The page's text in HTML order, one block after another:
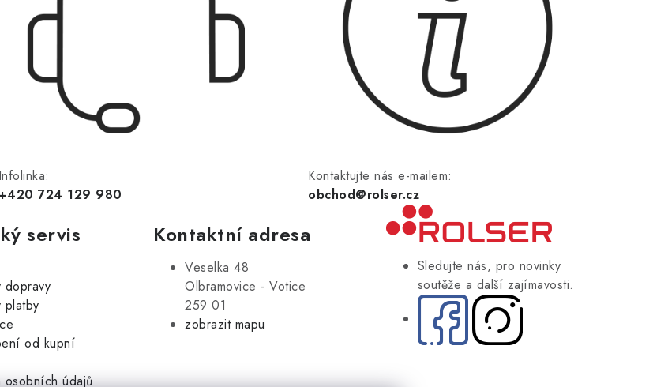
Infolinka:
+420 724 129 980
Kontaktujte nás e-mailem:
obchod@rolser.cz
servis
dopravy
platby
od kupní
osobních údajů
Kontaktní adresa
Veselka 48
Olbramovice - Votice
259 01
zobrazit mapu
Sledujte nás, pro novinky
soutěže a další zajímavosti.